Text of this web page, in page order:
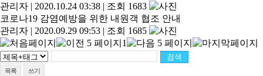
관리자 | 2020.10.24 03:38 | 조회 1683
코로나19 감염예방을 위한 내원객 협조 안내
관리자 | 2020.09.29 09:53 | 조회 1685
1
목록 쓰기